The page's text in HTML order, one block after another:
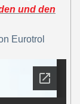
und den
Eurotrol